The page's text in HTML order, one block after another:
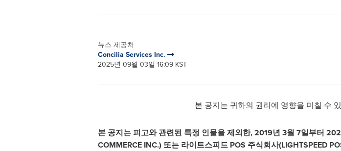
뉴스 제공처
Concilia Services Inc.
2025년 09월 03일 16:09 KST
본 공지는 귀하의 권리에 영향을 미칠 수
본 공지는 피고와 관련된 특정 인물을 제외한, 2019년 3월 7일부터
COMMERCE INC.) 또는 라이트스피드 POS 주식회사(LIGHTSPEED